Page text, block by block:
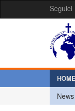
Seguici
HOME
News